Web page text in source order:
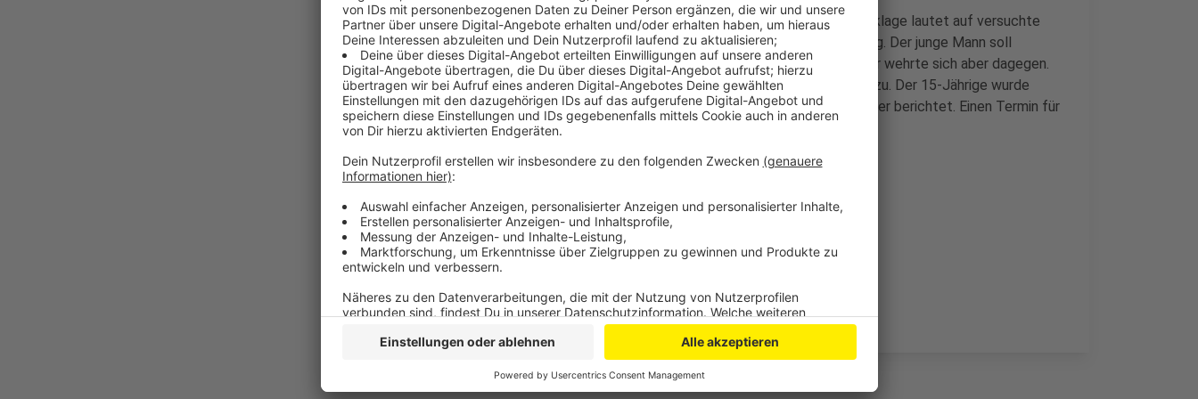
Der 20-Jährige sitzt seit Ende März in Untersuchungshaft, die Anklage lautet auf versuchte
schwere räuberische Erpressung und gefährliche Körperverletzung. Der junge Mann soll
versucht haben, seinem Opfer teure Kopfhörer wegzunehmen, der wehrte sich aber dagegen.
Der Angeklagte griff zu seinem Springmesser und stach vier Mal zu. Der 15-Jährige wurde
schwer verletzt und musste notoperiert werden, wir hatten darüber berichtet. Einen Termin für
den Prozessauftakt gibt es noch nicht.
Anzeige